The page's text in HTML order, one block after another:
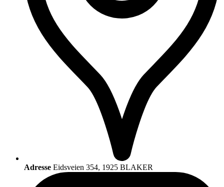
Adresse Eidsveien 354, 1925 BLAKER